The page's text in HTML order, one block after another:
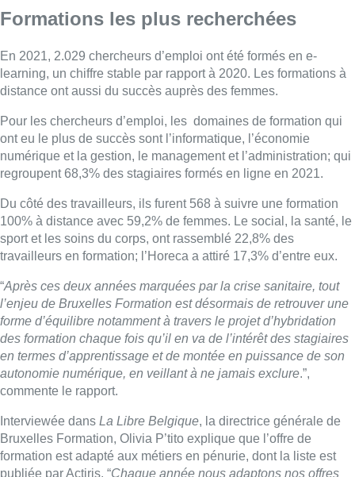
Formations les plus recherchées
En 2021, 2.029 chercheurs d’emploi ont été formés en e-
learning, un chiffre stable par rapport à 2020. Les formations à
distance ont aussi du succès auprès des femmes.
Pour les chercheurs d’emploi, les domaines de formation qui
ont eu le plus de succès sont l’informatique, l’économie
numérique et la gestion, le management et l’administration; qui
regroupent 68,3% des stagiaires formés en ligne en 2021.
Du côté des travailleurs, ils furent 568 à suivre une formation
100% à distance avec 59,2% de femmes. Le social, la santé, le
sport et les soins du corps, ont rassemblé 22,8% des
travailleurs en formation; l’Horeca a attiré 17,3% d’entre eux.
“Après ces deux années marquées par la crise sanitaire, tout
l’enjeu de Bruxelles Formation est désormais de retrouver une
forme d’équilibre notamment à travers le projet d’hybridation
des formation chaque fois qu’il en va de l’intérêt des stagiaires
en termes d’apprentissage et de montée en puissance de son
autonomie numérique, en veillant à ne jamais exclure.”,
commente le rapport.
Interviewée dans La Libre Belgique, la directrice générale de
Bruxelles Formation, Olivia P’tito explique que l’offre de
formation est adapté aux métiers en pénurie, dont la liste est
publiée par Actiris. “Chaque année nous adaptons nos offres